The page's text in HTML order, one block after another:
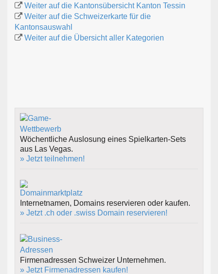
Weiter auf die Kantonsübersicht Kanton Tessin
Weiter auf die Schweizerkarte für die
Kantonsauswahl
Weiter auf die Übersicht aller Kategorien
Wöchentliche Auslosung eines Spielkarten-Sets
aus Las Vegas.
» Jetzt teilnehmen!
Internetnamen, Domains reservieren oder kaufen.
» Jetzt .ch oder .swiss Domain reservieren!
Firmenadressen Schweizer Unternehmen.
» Jetzt Firmenadressen kaufen!